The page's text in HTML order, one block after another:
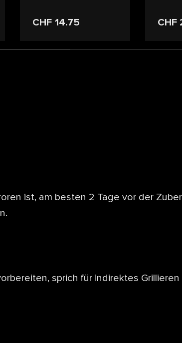
CHF 14.75 CHF
ist, am besten 2 Tage vor der
sprich für indirektes Grillieren